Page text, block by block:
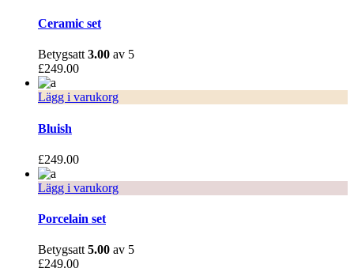
Ceramic set
Betygsatt 3.00 av 5
£249.00
Lägg i varukorg
Bluish
£249.00
Lägg i varukorg
Porcelain set
Betygsatt 5.00 av 5
£249.00